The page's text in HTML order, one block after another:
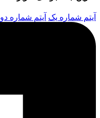
آیتم شماره یک آیتم شماره دو